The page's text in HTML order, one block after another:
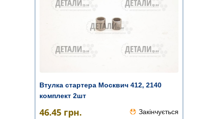
Втулка стартера Москвич 412, 2140
комплект 2шт
46.45 грн. Закінчується